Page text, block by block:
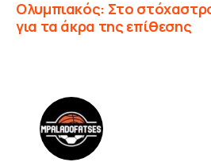
Ολυμπιακός: Στο
για τα άκρα της επίθεσης